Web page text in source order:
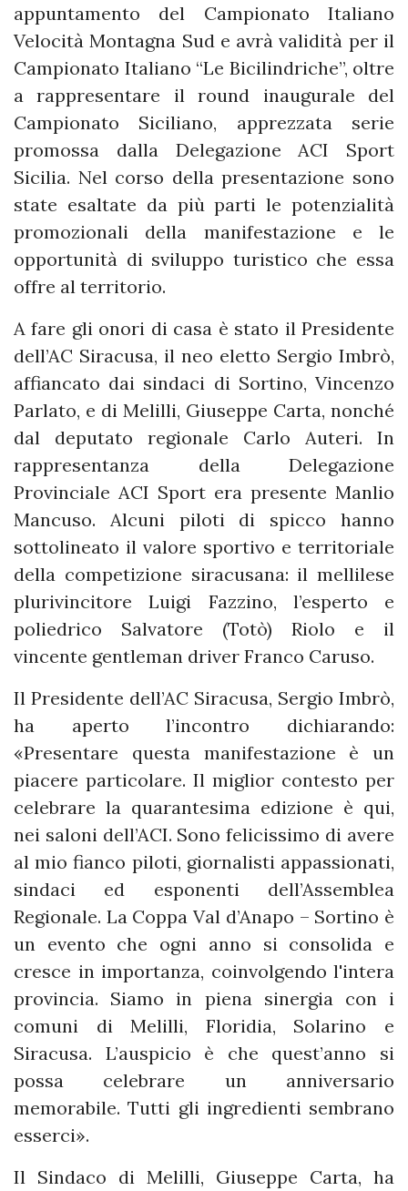
appuntamento del Campionato Italiano
Velocità Montagna Sud e avrà validità per il
Campionato Italiano “Le Bicilindriche”, oltre
a rappresentare il round inaugurale del
Campionato Siciliano, apprezzata serie
promossa dalla Delegazione ACI Sport
Sicilia. Nel corso della presentazione sono
state esaltate da più parti le potenzialità
promozionali della manifestazione e le
opportunità di sviluppo turistico che essa
offre al territorio.
A fare gli onori di casa è stato il Presidente
dell’AC Siracusa, il neo eletto Sergio Imbrò,
affiancato dai sindaci di Sortino, Vincenzo
Parlato, e di Melilli, Giuseppe Carta, nonché
dal deputato regionale Carlo Auteri. In
rappresentanza della Delegazione
Provinciale ACI Sport era presente Manlio
Mancuso. Alcuni piloti di spicco hanno
sottolineato il valore sportivo e territoriale
della competizione siracusana: il mellilese
plurivincitore Luigi Fazzino, l’esperto e
poliedrico Salvatore (Totò) Riolo e il
vincente gentleman driver Franco Caruso.
Il Presidente dell’AC Siracusa, Sergio Imbrò,
ha aperto l’incontro dichiarando:
«Presentare questa manifestazione è un
piacere particolare. Il miglior contesto per
celebrare la quarantesima edizione è qui,
nei saloni dell’ACI. Sono felicissimo di avere
al mio fianco piloti, giornalisti appassionati,
sindaci ed esponenti dell’Assemblea
Regionale. La Coppa Val d’Anapo – Sortino è
un evento che ogni anno si consolida e
cresce in importanza, coinvolgendo l'intera
provincia. Siamo in piena sinergia con i
comuni di Melilli, Floridia, Solarino e
Siracusa. L’auspicio è che quest’anno si
possa celebrare un anniversario
memorabile. Tutti gli ingredienti sembrano
esserci».
Il Sindaco di Melilli, Giuseppe Carta, ha